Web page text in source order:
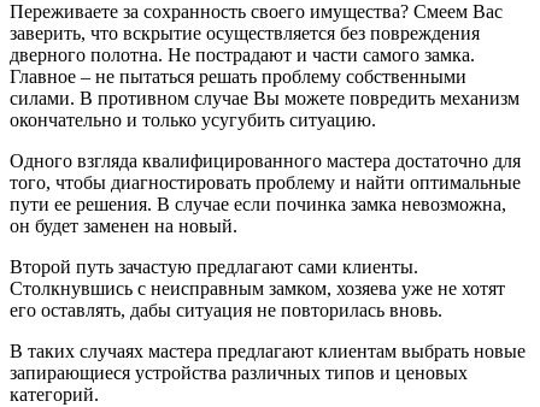
Переживаете за сохранность своего имущества? Смеем Вас
заверить, что вскрытие осуществляется без повреждения
дверного полотна. Не пострадают и части самого замка.
Главное – не пытаться решать проблему собственными
силами. В противном случае Вы можете повредить механизм
окончательно и только усугубить ситуацию.
Одного взгляда квалифицированного мастера достаточно для
того, чтобы диагностировать проблему и найти оптимальные
пути ее решения. В случае если починка замка невозможна,
он будет заменен на новый.
Второй путь зачастую предлагают сами клиенты.
Столкнувшись с неисправным замком, хозяева уже не хотят
его оставлять, дабы ситуация не повторилась вновь.
В таких случаях мастера предлагают клиентам выбрать новые
запирающиеся устройства различных типов и ценовых
категорий.